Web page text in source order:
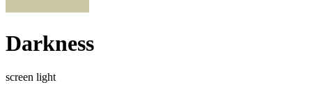
Darkness
screen light